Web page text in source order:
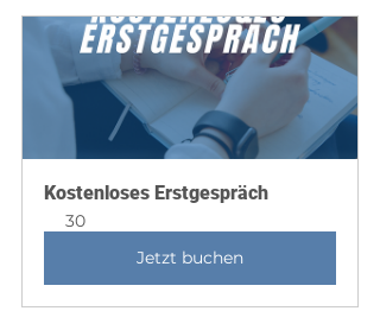
Kostenloses Erstgespräch
30
Jetzt buchen